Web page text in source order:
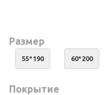
Размер
55*190 60*200
Покрытие